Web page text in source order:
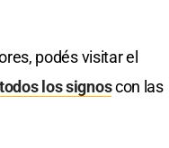
podés visitar el
los signoscon las